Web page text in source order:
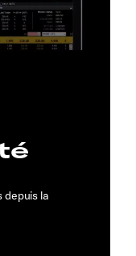
depuis la